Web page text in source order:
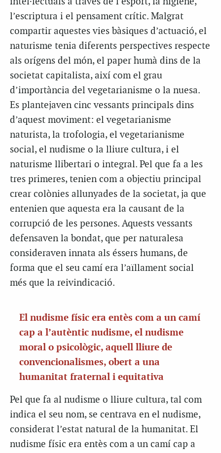
l’escriptura i el pensament crític. Malgrat
compartir aquestes vies bàsiques d’actuació, el
naturisme tenia diferents perspectives respecte
als orígens del món, el paper humà dins de la
societat capitalista, així com el grau
d’importància del vegetarianisme o la nuesa.
Es plantejaven cinc vessants principals dins
d’aquest moviment: el vegetarianisme
naturista, la trofologia, el vegetarianisme
social, el nudisme o la lliure cultura, i el
naturisme llibertari o integral. Pel que fa a les
tres primeres, tenien com a objectiu principal
crear colònies allunyades de la societat, ja que
entenien que aquesta era la causant de la
corrupció de les persones. Aquests vessants
defensaven la bondat, que per naturalesa
consideraven innata als éssers humans, de
forma que el seu camí era l’aïllament social
més que la reivindicació.
El nudisme físic era entès com a un camí
cap a l’autèntic nudisme, el nudisme
moral o psicològic, aquell lliure de
convencionalismes, obert a una
humanitat fraternal i equitativa
Pel que fa al nudisme o lliure cultura, tal com
indica el seu nom, se centrava en el nudisme,
considerat l’estat natural de la humanitat. El
nudisme físic era entès com a un camí cap a